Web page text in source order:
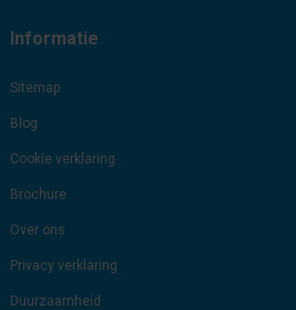
Informatie
Sitemap
Blog
Cookie verklaring
Brochure
Over ons
Privacy verklaring
Duurzaamheid